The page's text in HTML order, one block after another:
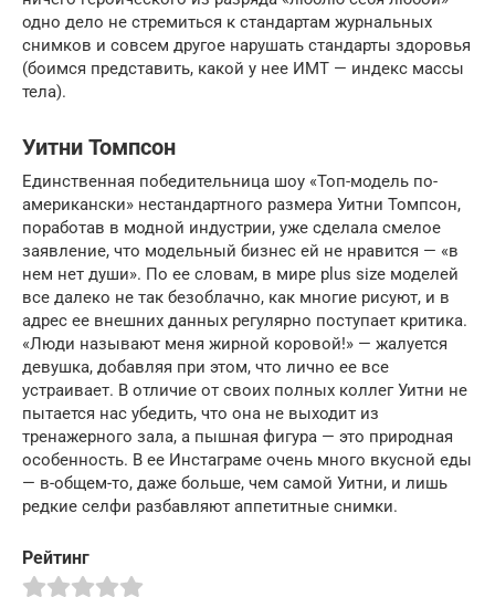
одно дело не стремиться к стандартам журнальных
снимков и совсем другое нарушать стандарты здоровья
(боимся представить, какой у нее ИМТ — индекс массы
тела).
Уитни Томпсон
Единственная победительница шоу «Топ-модель по-
американски» нестандартного размера Уитни Томпсон,
поработав в модной индустрии, уже сделала смелое
заявление, что модельный бизнес ей не нравится — «в
нем нет души». По ее словам, в мире plus size моделей
все далеко не так безоблачно, как многие рисуют, и в
адрес ее внешних данных регулярно поступает критика.
«Люди называют меня жирной коровой!» — жалуется
девушка, добавляя при этом, что лично ее все
устраивает. В отличие от своих полных коллег Уитни не
пытается нас убедить, что она не выходит из
тренажерного зала, а пышная фигура — это природная
особенность. В ее Инстаграме очень много вкусной еды
— в-общем-то, даже больше, чем самой Уитни, и лишь
редкие селфи разбавляют аппетитные снимки.
Рейтинг